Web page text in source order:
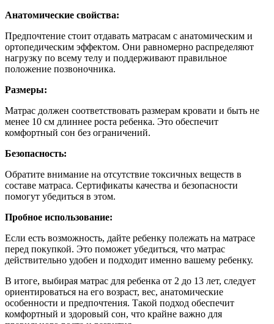
Анатомические свойства:
Предпочтение стоит отдавать матрасам с анатомическим и
ортопедическим эффектом. Они равномерно распределяют
нагрузку по всему телу и поддерживают правильное
положение позвоночника.
Размеры:
Матрас должен соответствовать размерам кровати и быть не
менее 10 см длиннее роста ребенка. Это обеспечит
комфортный сон без ограничений.
Безопасность:
Обратите внимание на отсутствие токсичных веществ в
составе матраса. Сертификаты качества и безопасности
помогут убедиться в этом.
Пробное использование:
Если есть возможность, дайте ребенку полежать на матрасе
перед покупкой. Это поможет убедиться, что матрас
действительно удобен и подходит именно вашему ребенку.
В итоге, выбирая матрас для ребенка от 2 до 13 лет, следует
ориентироваться на его возраст, вес, анатомические
особенности и предпочтения. Такой подход обеспечит
комфортный и здоровый сон, что крайне важно для